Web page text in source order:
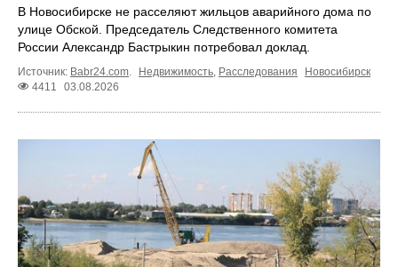
В Новосибирске не расселяют жильцов аварийного дома по
улице Обской. Председатель Следственного комитета
России Александр Бастрыкин потребовал доклад.
Источник: Babr24.com. Недвижимость, Расследования
Новосибирск
4411
03.08.2026